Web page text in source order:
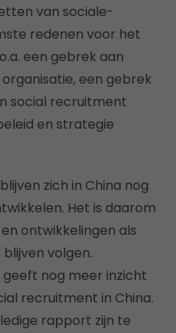
van sociale-
redenen voor het
een gebrek aan
een gebrek
social recruitment
en strategie
zich in China nog
Het is daarom
ontwikkelingen als
volgen.
nog meer inzicht
recruitment in China.
rapport zijn te